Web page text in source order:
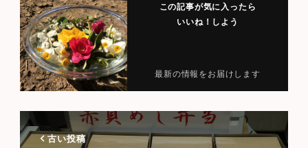
この記事が気に入ったら
いいね！しよう
最新の情報をお届けします
古い投稿